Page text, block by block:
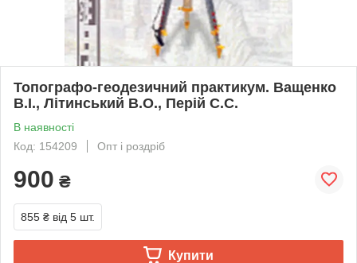
Топографо-геодезичний практикум. Ващенко
В.І., Літинський В.О., Перій С.С.
В наявності
Код: 154209
Опт і роздріб
900 ₴
855 ₴ від 5 шт.
Купити